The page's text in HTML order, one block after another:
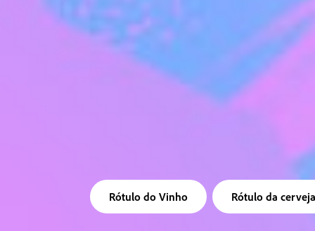
Rótulo do Vinho Rótulo da cerveja